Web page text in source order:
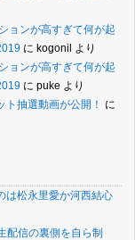
ョンが高すぎて何が起
に kogonil より
ョンが高すぎて何が起
に puke より
抽選動画が公開！
に
松永里愛か河西結心
信の裏側を自ら制